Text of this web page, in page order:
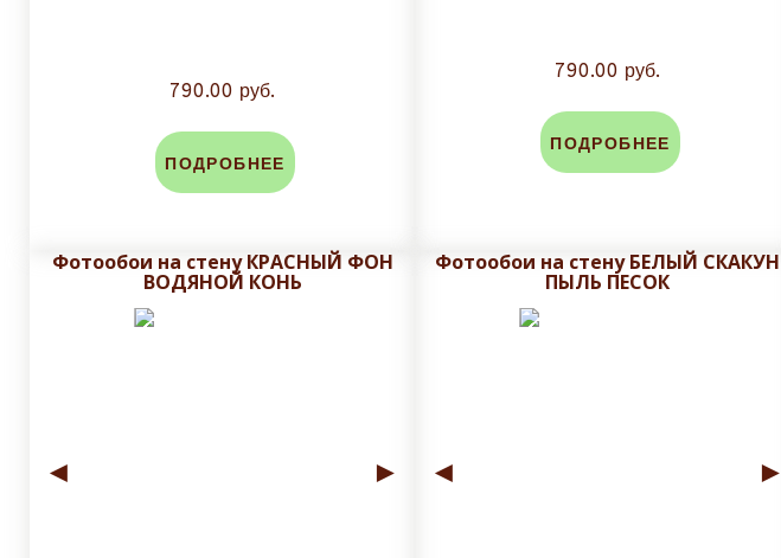
790.00 руб.
ПОДРОБНЕЕ
790.00 руб.
ПОДРОБНЕЕ
Фотообои на стену КРАСНЫЙ ФОН
ВОДЯНОЙ КОНЬ
◄ ►
Фотообои на стену БЕЛЫЙ СКАКУН
ПЫЛЬ ПЕСОК
◄ ►